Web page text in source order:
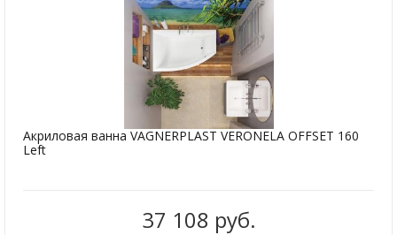
Акриловая ванна VAGNERPLAST VERONELA OFFSET 160
Left
37 108 руб.